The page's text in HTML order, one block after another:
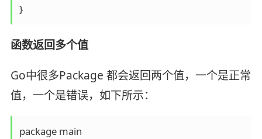
}
函数返回多个值
Go中很多Package 都会返回两个值，一个是正常
值，一个是错误，如下所示：
package main